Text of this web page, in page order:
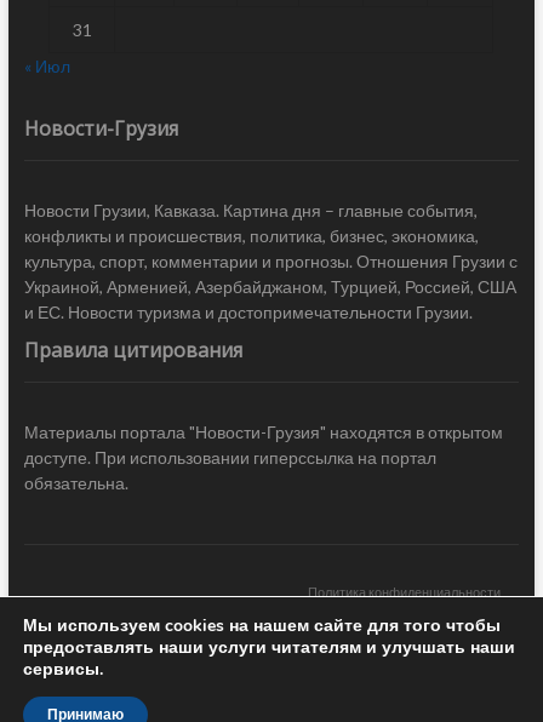
31
« Июл
Новости-Грузия
Новости Грузии, Кавказа. Картина дня – главные события,
конфликты и происшествия, политика, бизнес, экономика,
культура, спорт, комментарии и прогнозы. Отношения Грузии с
Украиной, Арменией, Азербайджаном, Турцией, Россией, США
и ЕС. Новости туризма и достопримечательности Грузии.
Правила цитирования
Материалы портала "Новости-Грузия" находятся в открытом
доступе. При использовании гиперссылка на портал
обязательна.
Политика конфиденциальности
Новости Грузии| Black Sea Press LTD © 2020 All Rights Reserved /
Design & development —
Мы используем cookies на нашем сайте для того чтобы
предоставлять наши услуги читателям и улучшать наши
сервисы.
Принимаю